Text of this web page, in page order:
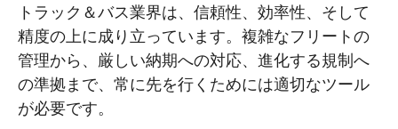
トラック＆バス業界は、信頼性、効率性、そして
精度の上に成り立っています。複雑なフリートの
管理から、厳しい納期への対応、進化する規制へ
の準拠まで、常に先を行くためには適切なツール
が必要です。